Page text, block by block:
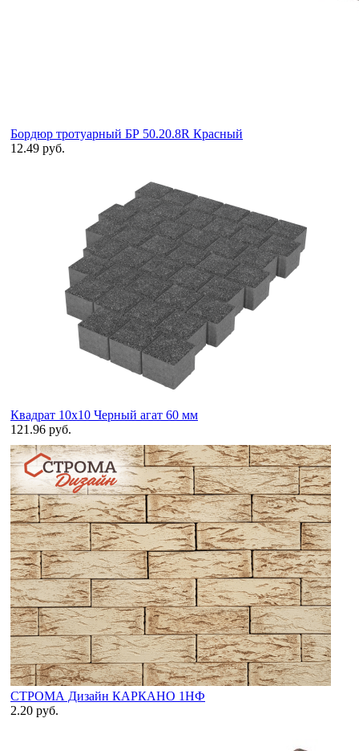
Бордюр тротуарный БР 50.20.8R Красный
12.49 руб.
Квадрат 10х10 Черный агат 60 мм
121.96 руб.
СТРОМА Дизайн КАРКАНО 1НФ
2.20 руб.